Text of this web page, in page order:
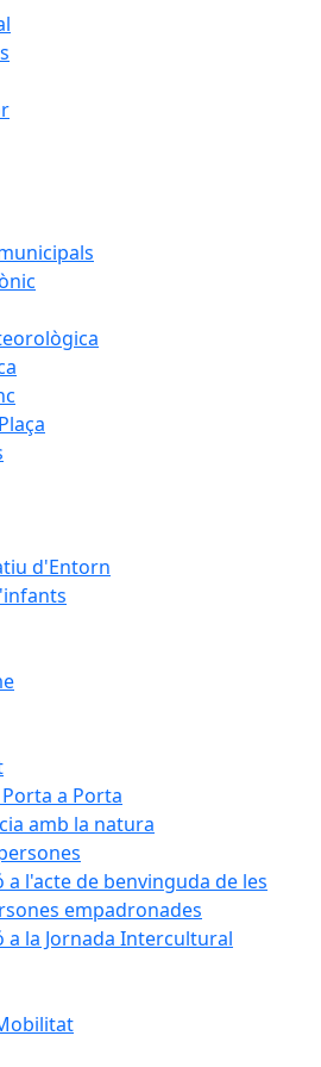
d'Entorn
a Porta
amb la natura
a l'acte de benvinguda de les
empadronades
a la Jornada Intercultural